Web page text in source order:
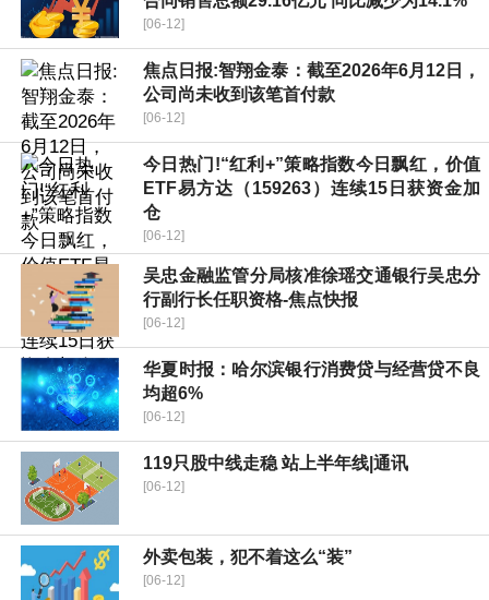
[06-12]
焦点日报:智翔金泰：截至2026年6月12日，
公司尚未收到该笔首付款
[06-12]
今日热门!“红利+”策略指数今日飘红，价值
ETF易方达（159263）连续15日获资金加
仓
[06-12]
吴忠金融监管分局核准徐瑶交通银行吴忠分
行副行长任职资格-焦点快报
[06-12]
华夏时报：哈尔滨银行消费贷与经营贷不良
均超6%
[06-12]
119只股中线走稳 站上半年线|通讯
[06-12]
外卖包装，犯不着这么“装”
[06-12]